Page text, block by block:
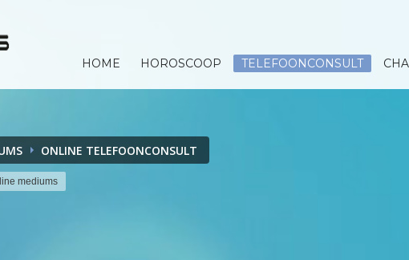
HOME HOROSCOOP TELEFOONCONSULT
ONLINE TELEFOONCONSULT
mediums